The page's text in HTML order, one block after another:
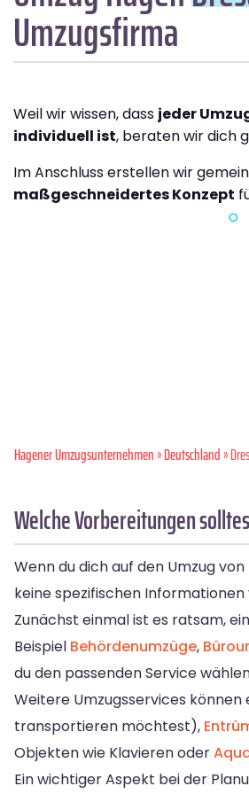
Umzugsfirma
Weil wir wissen, dass jeder
individuell ist, beraten wir dich
Im Anschluss erstellen wir
maßgeschneidertes Konzept
Hagener Umzugsunternehmen»Deutschland»
Welche Vorbereitungen
Wenn du dich auf den Umzug
keine spezifischen
Zunächst einmal ist es ratsam,
Beispiel Behördenumzüge,
du den passenden Service
Weitere Umzugsservices können
transportieren möchtest),
Objekten wie Klavieren oder
Ein wichtiger Aspekt bei der